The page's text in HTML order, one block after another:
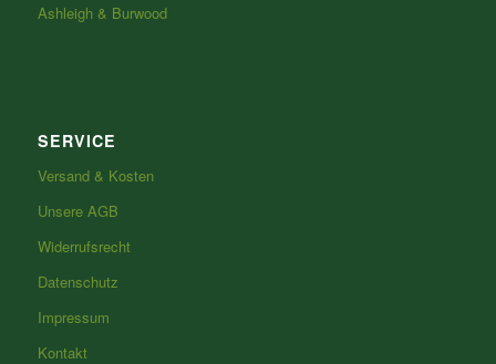
Ashleigh & Burwood
SERVICE
Versand & Kosten
Unsere AGB
Widerrufsrecht
Datenschutz
Impressum
Kontakt